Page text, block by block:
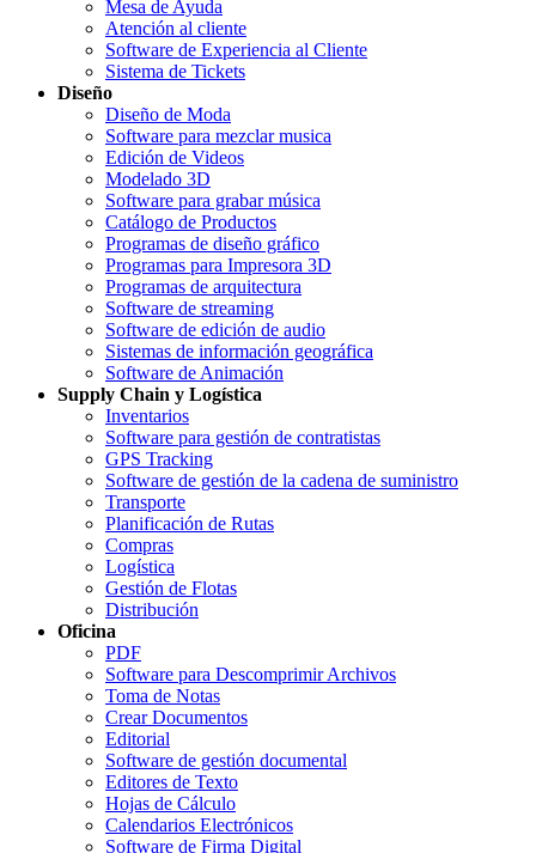
Mesa de Ayuda
Atención al cliente
Software de Experiencia al Cliente
Sistema de Tickets
Diseño
Diseño de Moda
Software para mezclar musica
Edición de Videos
Modelado 3D
Software para grabar música
Catálogo de Productos
Programas de diseño gráfico
Programas para Impresora 3D
Programas de arquitectura
Software de streaming
Software de edición de audio
Sistemas de información geográfica
Software de Animación
Supply Chain y Logística
Inventarios
Software para gestión de contratistas
GPS Tracking
Software de gestión de la cadena de suministro
Transporte
Planificación de Rutas
Compras
Logística
Gestión de Flotas
Distribución
Oficina
PDF
Software para Descomprimir Archivos
Toma de Notas
Crear Documentos
Editorial
Software de gestión documental
Editores de Texto
Hojas de Cálculo
Calendarios Electrónicos
Software de Firma Digital